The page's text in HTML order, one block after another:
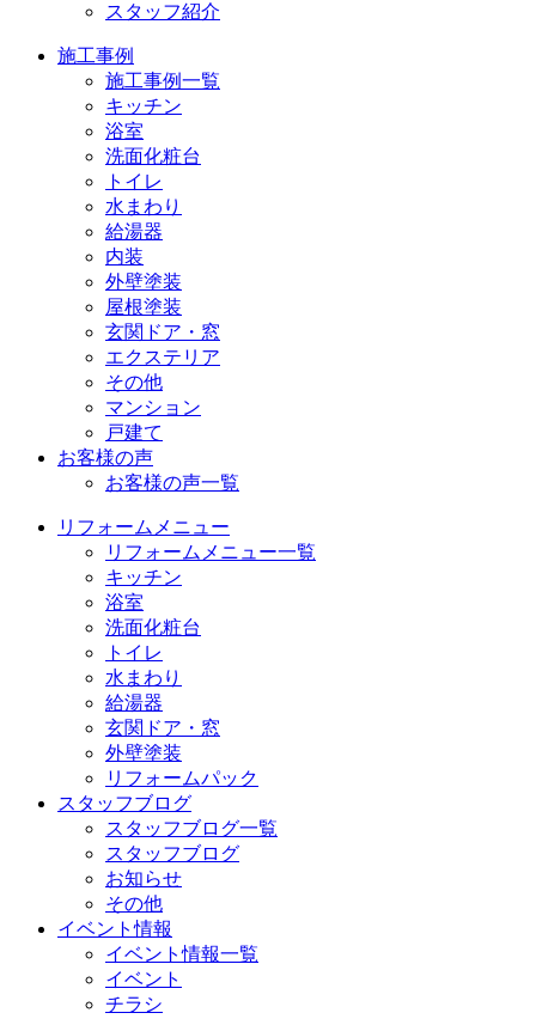
スタッフ紹介
施工事例
施工事例一覧
キッチン
浴室
洗面化粧台
トイレ
水まわり
給湯器
内装
外壁塗装
屋根塗装
玄関ドア・窓
エクステリア
その他
マンション
戸建て
お客様の声
お客様の声一覧
リフォームメニュー
リフォームメニュー一覧
キッチン
浴室
洗面化粧台
トイレ
水まわり
給湯器
玄関ドア・窓
外壁塗装
リフォームパック
スタッフブログ
スタッフブログ一覧
スタッフブログ
お知らせ
その他
イベント情報
イベント情報一覧
イベント
チラシ